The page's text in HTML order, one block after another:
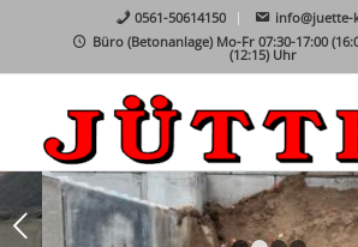
0561-50614150
info@juette-
Büro (Betonanlage) Mo-Fr 07:30-17:00
(12:15) Uhr